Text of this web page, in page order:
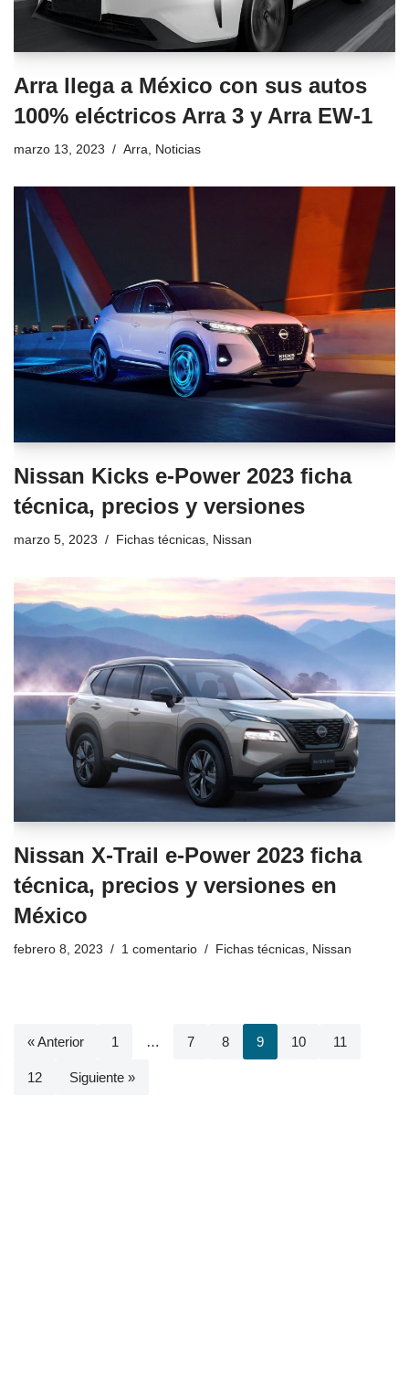
Arra llega a México con sus autos
100% eléctricos Arra 3 y Arra EW-1
marzo 13, 2023 Arra, Noticias
Nissan Kicks e-Power 2023 ficha
técnica, precios y versiones
marzo 5, 2023 Fichas técnicas, Nissan
Nissan X-Trail e-Power 2023 ficha
técnica, precios y versiones en
México
febrero 8, 2023 1 comentario Fichas técnicas, Nissan
« Anterior 1 … 7 8 9 10 11
12 Siguiente »